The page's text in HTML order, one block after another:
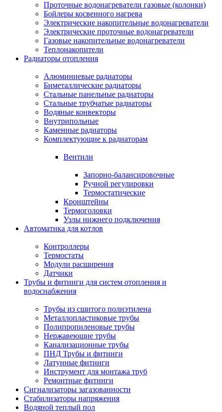
Проточные водонагреватели газовые (колонки)
Бойлеры косвенного нагрева
Электрические накопительные водонагреватели
Электрические проточные водонагреватели
Газовые накопительные водонагреватели
Теплонакопители
Радиаторы отопления
Алюминиевые радиаторы
Биметаллические радиаторы
Стальные панельные радиаторы
Стальные трубчатые радиаторы
Водяные конвекторы
Внутрипольные
Каменные радиаторы
Комплектующие к радиаторам
Вентили
Запорно-балансировочные
Ручной регулировки
Термостатические
Кронштейны
Термоголовки
Узлы нижнего подключения
Автоматика для котлов
Контроллеры
Термостаты
Модули расширения
Датчики
Трубы и фитинги для систем отопления и
водоснабжения
Трубы из сшитого полиэтилена
Металлопластиковые трубы
Полипропиленовые трубы
Нержавеющие трубы
Канализационные трубы
ПНД Трубы и фитинги
Латунные фитинги
Инструмент для монтажа труб
Ремонтные фитинги
Сигнализаторы загазованности
Стабилизаторы напряжения
Водяной теплый пол